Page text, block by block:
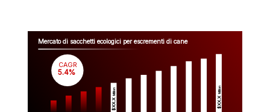
Mercato di sacchetti ecologici per escrementi di cane
$XX.X
Million
$XX.X
Million
CAGR
5.4%